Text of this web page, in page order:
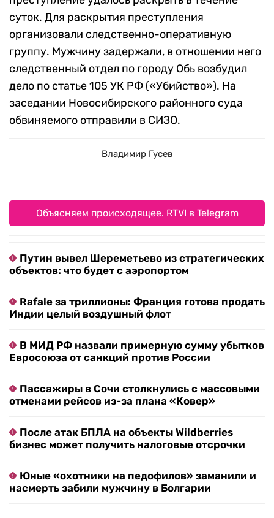
суток. Для раскрытия преступления
организовали следственно-оперативную
группу. Мужчину задержали, в отношении него
следственный отдел по городу Обь возбудил
дело по статье 105 УК РФ («Убийство»). На
заседании Новосибирского районного суда
обвиняемого отправили в СИЗО.
Владимир Гусев
Объясняем происходящее. RTVI в Telegram
Путин вывел Шереметьево из стратегических
объектов: что будет с аэропортом
Rafale за триллионы: Франция готова продать
Индии целый воздушный флот
В МИД РФ назвали примерную сумму убытков
Евросоюза от санкций против России
Пассажиры в Сочи столкнулись с массовыми
отменами рейсов из-за плана «Ковер»
После атак БПЛА на объекты Wildberries
бизнес может получить налоговые отсрочки
Юные «охотники на педофилов» заманили и
насмерть забили мужчину в Болгарии